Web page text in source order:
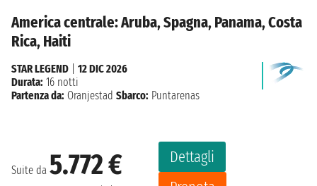
America centrale: Aruba, Spagna, Panama, Costa
Rica, Haiti
Suite da 5.772 €
Dettagli
STAR LEGEND
12 DIC 2026
Durata: 16 notti
Partenza da: Oranjestad Sbarco: Puntarenas